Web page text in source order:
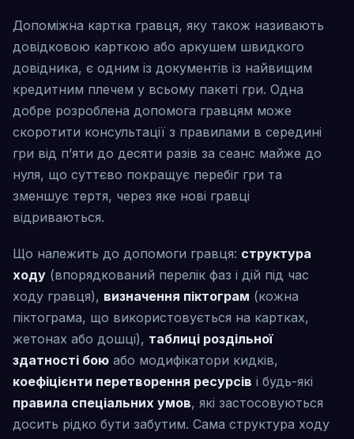
Допоміжна картка гравця, яку також називають
довідковою карткою або аркушем швидкого
довідника, є одним із документів із найвищим
кредитним плечем у всьому пакеті гри. Одна
добре розроблена допомога гравцям може
скоротити консультації з правилами в середині
гри від п’яти до десяти разів за сеанс майже до
нуля, що суттєво покращує перебіг гри та
зменшує тертя, через яке нові гравці
відриваються.
Що належить до допомоги гравця: структура
ходу (впорядкований перелік фаз і дій під час
ходу гравця), визначення піктограм (кожна
піктограма, що використовується на картках,
жетонах або дошці), таблиці роздільної
здатності бою або модифікатори кидків,
коефіцієнти перетворення ресурсів і будь-які
правила спеціальних умов, які застосовуються
досить рідко бути забутим. Сама структура ходу